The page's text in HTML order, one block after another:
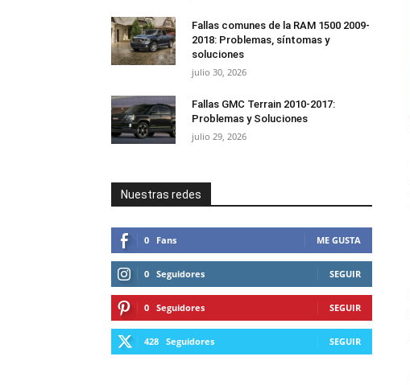
Fallas comunes de la RAM 1500 2009-
2018: Problemas, síntomas y
soluciones
julio 30, 2026
Fallas GMC Terrain 2010-2017:
Problemas y Soluciones
julio 29, 2026
Nuestras redes
0 Fans ME GUSTA
0 Seguidores SEGUIR
0 Seguidores SEGUIR
428 Seguidores SEGUIR